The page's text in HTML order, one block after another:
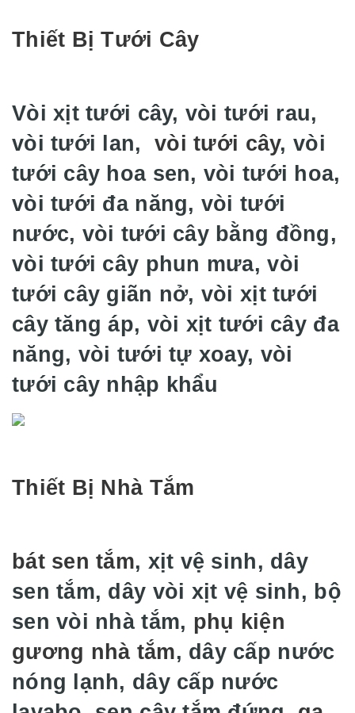
Thiết Bị Tưới Cây
Vòi xịt tưới cây, vòi tưới rau,
vòi tưới lan,vòi tưới cây, vòi
tưới cây hoa sen, vòi tưới hoa,
vòi tưới đa năng, vòi tưới
nước, vòi tưới cây bằng đồng,
vòi tưới cây phun mưa, vòi
tưới cây giãn nở, vòi xịt tưới
cây tăng áp, vòi xịt tưới cây đa
năng, vòi tưới tự xoay, vòi
tưới cây nhập khẩu
Thiết Bị Nhà Tắm
bát sen tắm, xịt vệ sinh, dây
sen tắm, dây vòi xịt vệ sinh, bộ
sen vòi nhà tắm, phụ kiện
gương nhà tắm, dây cấp nước
nóng lạnh, dây cấp nước